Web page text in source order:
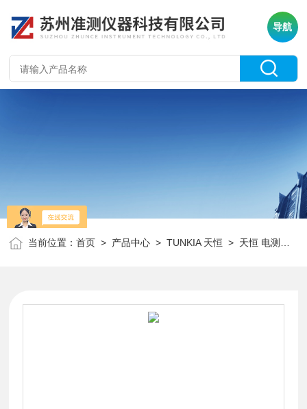
导航
当前位置：首页 > 产品中心 >TUNKIA 天恒 > 天恒 电测产品